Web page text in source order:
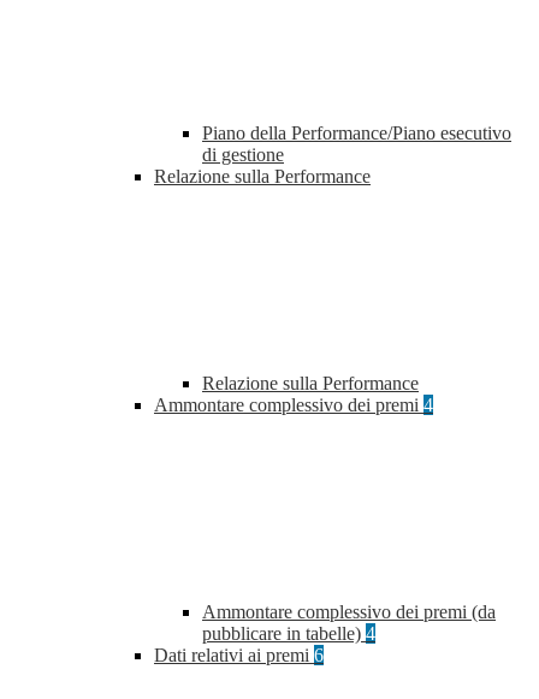
Piano della Performance/Piano esecutivo
di gestione
Relazione sulla Performance
Relazione sulla Performance
Ammontare complessivo dei premi 4
Ammontare complessivo dei premi (da
pubblicare in tabelle) 4
Dati relativi ai premi 6